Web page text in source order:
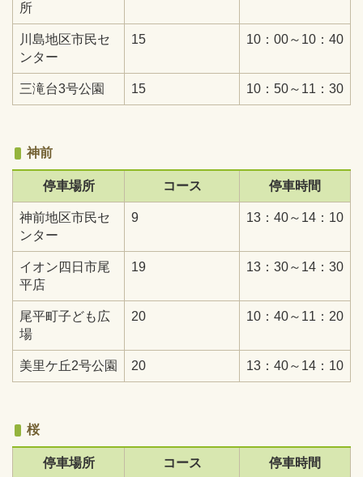
所
川島地区市民セ
ンター
15 10：00～10：40
三滝台3号公園 15 10：50～11：30
神前
停車場所 コース 停車時間
神前地区市民セ
ンター
9 13：40～14：10
イオン四日市尾
平店
19 13：30～14：30
尾平町子ども広
場
20 10：40～11：20
美里ケ丘2号公園 20 13：40～14：10
桜
停車場所 コース 停車時間